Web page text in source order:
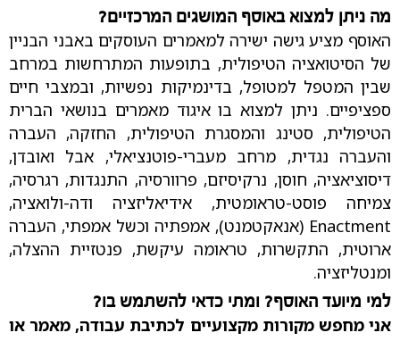
מה ניתן למצוא באוסף המושגים המרכזיים?
האוסף מציע גישה ישירה למאמרים העוסקים באבני הבניין
של הסיטואציה הטיפולית, בתופעות המתרחשות במרחב
שבין המטפל למטופל, בדינמיקות נפשיות, ובמצבי חיים
ספציפיים. ניתן למצוא בו איגוד מאמרים בנושאי הברית
הטיפולית, סטינג והמסגרת הטיפולית, החזקה, העברה
והעברה נגדית, מרחב מעברי-פוטנציאלי, אבל ואובדן,
דיסוציאציה, חוסן, נרקיסיזם, פרוורסיה, התנגדות, רגרסיה,
צמיחה פוסט-טראומטית, אידיאליזציה ודה-ולואציה,
Enactment (אנאקטמנט), אמפתיה וכשל אמפתי, העברה
ארוטית, התקשרות, טראומה עיקשת, פנטזיית ההצלה,
ומנטליזציה.
למי מיועד האוסף? ומתי כדאי להשתמש בו?
אני מחפש מקורות מקצועיים לכתיבת עבודה, מאמר או